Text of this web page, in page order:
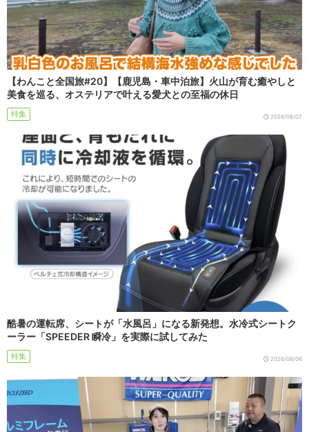
【わんこと全国旅#20】【鹿児島・車中泊旅】火山が育む癒やしと
美食を巡る、オステリアで叶える愛犬との至福の休日
特集 2026/08/07
酷暑の運転席、シートが「水風呂」になる新発想。水冷式シートク
ーラー「SPEEDER 瞬冷」を実際に試してみた
特集 2026/08/06